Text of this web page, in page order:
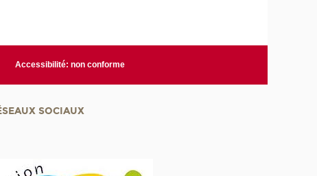
Accessibilité: non conforme
SOCIAUX